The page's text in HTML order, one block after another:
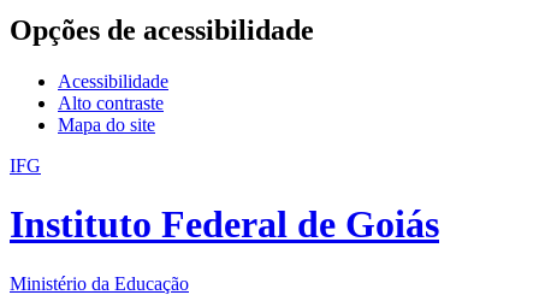
Opções de acessibilidade
Acessibilidade
Alto contraste
Mapa do site
IFG
Instituto Federal de Goiás
Ministério da Educação